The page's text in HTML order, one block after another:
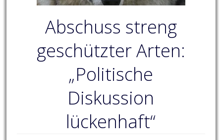
Abschuss streng
geschützter Arten:
„Politische
Diskussion
lückenhaft“